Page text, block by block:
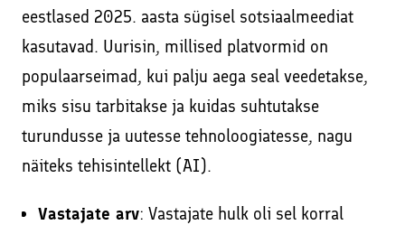
eestlased 2025. aasta sügisel sotsiaalmeediat
kasutavad. Uurisin, millised platvormid on
populaarseimad, kui palju aega seal veedetakse,
miks sisu tarbitakse ja kuidas suhtutakse
turundusse ja uutesse tehnoloogiatesse, nagu
näiteks tehisintellekt (AI).
Vastajate arv: Vastajate hulk oli sel korral